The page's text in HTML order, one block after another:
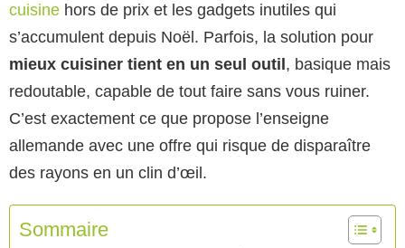
cuisine hors de prix et les gadgets inutiles qui
s’accumulent depuis Noël. Parfois, la solution pour
mieux cuisiner tient en un seul outil , basique mais
redoutable, capable de tout faire sans vous ruiner.
C’est exactement ce que propose l’enseigne
allemande avec une offre qui risque de disparaître
des rayons en un clin d’œil.
Sommaire